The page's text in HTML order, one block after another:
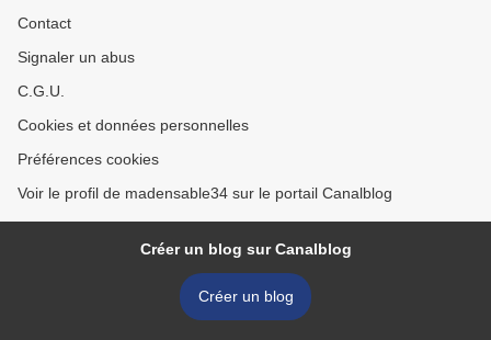
Contact
Signaler un abus
C.G.U.
Cookies et données personnelles
Préférences cookies
Voir le profil de madensable34 sur le portail Canalblog
Créer un blog sur Canalblog
Créer un blog